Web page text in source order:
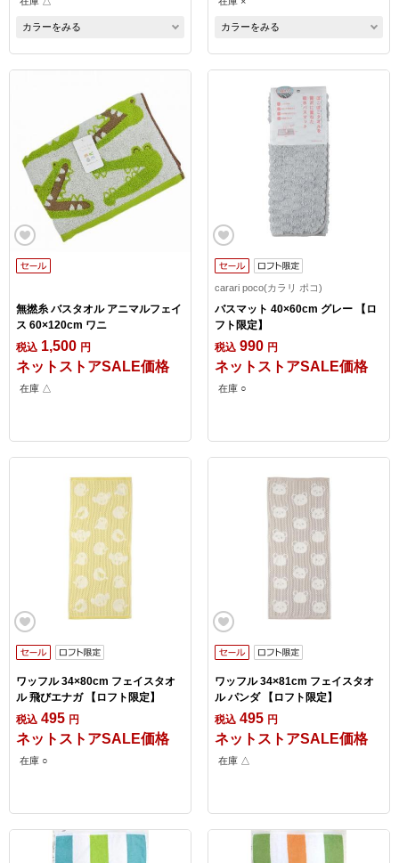
カラーをみる カラーをみる
無撚糸 バスタオル アニマルフェイ
ス 60×120cm ワニ
税込 1,500 円
ネットストアSALE価格
在庫 △
carari poco(カラリ ポコ)
バスマット 40×60cm グレー 【ロ
フト限定】
税込 990 円
ネットストアSALE価格
在庫 ○
ワッフル 34×80cm フェイスタオ
ル 飛びエナガ 【ロフト限定】
税込 495 円
ネットストアSALE価格
在庫 ○
ワッフル 34×81cm フェイスタオ
ル パンダ 【ロフト限定】
税込 495 円
ネットストアSALE価格
在庫 △